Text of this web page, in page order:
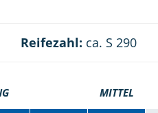
Reifezahl: ca. S 290
MITTEL